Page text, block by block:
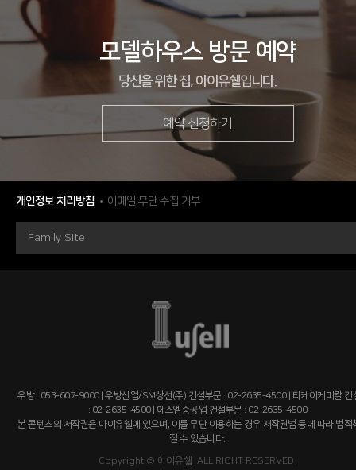
모델하우스 방문 예약
당신을 위한 집, 아이유쉘입니다.
예약 신청하기
개인정보 처리방침 이메일 무단 수집 거부
Family Site
우방 : 053-607-9000 | 우방산업/SM상선(주) 건설부문 : 02-2635-4500 | 티케이케미칼 건
: 02-2635-4500 | 에스엠중공업 건설부문 : 02-2635-4500
본 콘텐츠의 저작권은 아이유쉘에 있으며, 이를 무단 이용하는 경우 저작권법 등에 따라 법적
질 수 있습니다.
Copyright © 아이유쉘. ALL RIGHT RESERVED.